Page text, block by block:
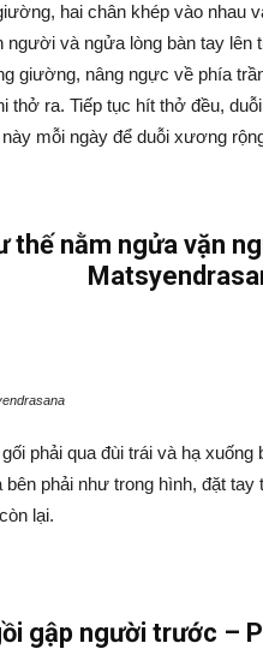
hai chân khép vào nhau
người và ngửa lòng bàn tay
giường, nâng ngực về phía
ra. Tiếp tục hít thở đều,
này mỗi ngày để duỗi xương
thế nằm ngửa vặn
phải qua đùi trái và hạ xuống
phải như trong hình, đặt
lại.
gập người trước –